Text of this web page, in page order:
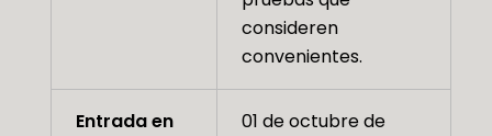
consideren
convenientes.
Entrada en
01 de octubre de